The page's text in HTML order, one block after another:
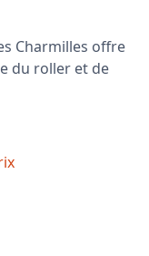
Charmilles offre
du roller et de